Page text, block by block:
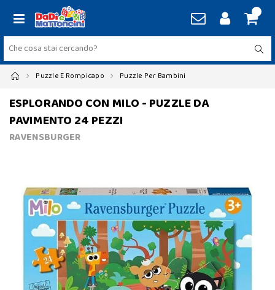
Puzzle E Rompicapo Puzzle Per Bambini
ESPLORANDO CON MILO - PUZZLE DA
PAVIMENTO 24 PEZZI
RAVENSBURGER